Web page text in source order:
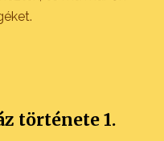
története 1.